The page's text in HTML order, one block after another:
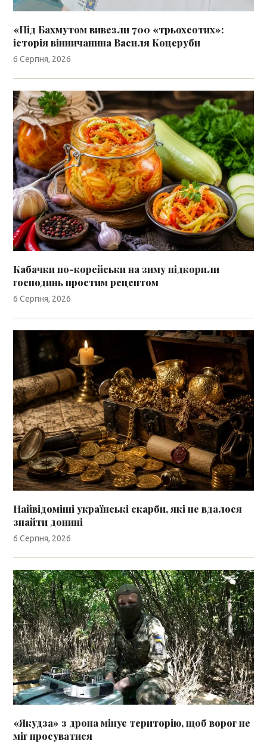
«Під Бахмутом вивезли 700 «трьохсотих»:
історія вінничанина Василя Коцеруби
6 Серпня, 2026
Кабачки по-корейськи на зиму підкорили
господинь простим рецептом
6 Серпня, 2026
Найвідоміші українські скарби, які не вдалося
знайти донині
6 Серпня, 2026
«Якудза» з дрона мінує територію, щоб ворог не
міг просуватися